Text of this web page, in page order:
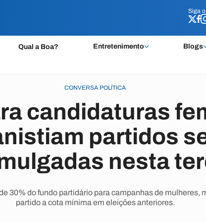
Siga o
Qual a Boa? Entretenimento Blogs
Siga o
CONVERSA POLÍTICA
candidaturas
partidos
nesta
30% do fundo partidário para campanhas de mulheres,
partido a cota mínima em eleições anteriores.